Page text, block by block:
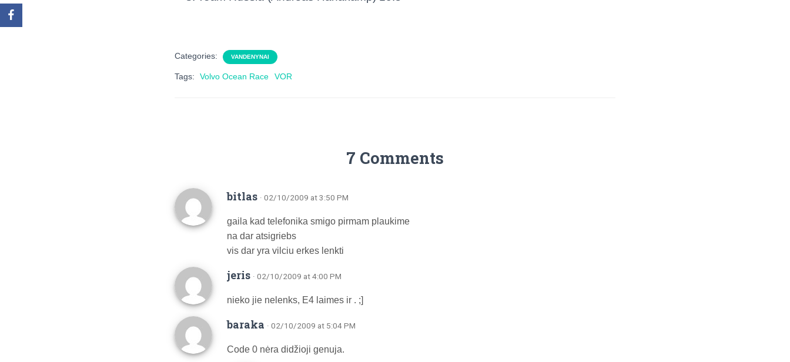
Categories: VANDENYNAI
Tags: Volvo Ocean Race VOR
7 Comments
bitlas · 02/10/2009 at 3:50 PM
gaila kad telefonika smigo pirmam plaukime
na dar atsigriebs
vis dar yra vilciu erkes lenkti
jeris · 02/10/2009 at 4:00 PM
nieko jie nelenks, E4 laimes ir . ;]
baraka · 02/10/2009 at 5:04 PM
Code 0 nėra didžioji genuja.